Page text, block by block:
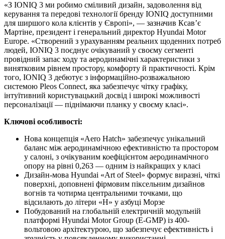
«З IONIQ 3 ми робимо сміливий дизайн, задоволення від
керування та передові технології бренду IONIQ доступними
для ширшого кола клієнтів у Європі», — зазначив Ксав’є
Мартіне, президент і генеральний директор Hyundai Motor
Europe. «Створений з урахуванням реальних щоденних потреб
людей, IONIQ 3 поєднує очікуваний у своєму сегменті
провідний запас ходу та аеродинамічні характеристики з
винятковим рівнем простору, комфорту й практичності. Крім
того, IONIQ 3 дебютує з інформаційно-розважальною
системою Pleos Connect, яка забезпечує чітку графіку,
інтуїтивний користувацький досвід і широкі можливості
персоналізації — піднімаючи планку у своєму класі».
Ключові особливості:
Нова концепція «Aero Hatch» забезпечує унікальний
баланс між аеродинамічною ефективністю та простором
у салоні, з очікуваним коефіцієнтом аеродинамічного
опору на рівні 0,263 — одним із найкращих у класі
Дизайн-мова Hyundai «Art of Steel» формує виразні, чіткі
поверхні, доповнені фірмовим піксельним дизайнов
вогнів та чотирма центральними точками, що
відсилають до літери «H» у азбуці Морзе
Побудований на глобальній електричній модульній
платформі Hyundai Motor Group (E-GMP) із 400-
вольтовою архітектурою, що забезпечує ефективність і